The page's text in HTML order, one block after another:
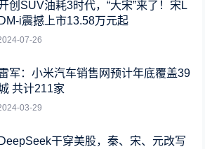
创SUV油耗3时代，“大宋”来了！宋L
DM-i震撼上市13.58万元起
07-26
军：小米汽车销售网预计年底覆盖39
共计211家
03-29
DeepSeek干穿美股，秦、宋、元改写